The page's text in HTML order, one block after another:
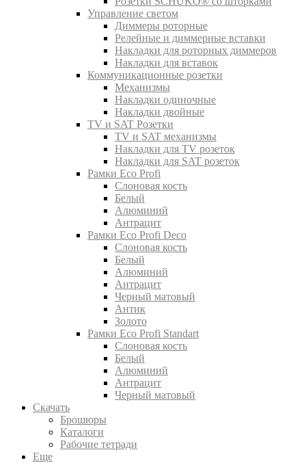
Управление светом
Диммеры роторные
Релейные и диммерные вставки
Накладки для роторных диммеров
Накладки для вставок
Коммуникационные розетки
Механизмы
Накладки одиночные
Накладки двойные
TV и SAT Розетки
TV и SAT механизмы
Накладки для TV розеток
Накладки для SAT розеток
Рамки Eco Profi
Слоновая кость
Белый
Алюминий
Антрацит
Рамки Eco Profi Deco
Слоновая кость
Белый
Алюминий
Антрацит
Черный матовый
Антик
Золото
Рамки Eco Profi Standart
Слоновая кость
Белый
Алюминий
Антрацит
Черный матовый
Скачать
Брошюры
Каталоги
Рабочие тетради
Еще